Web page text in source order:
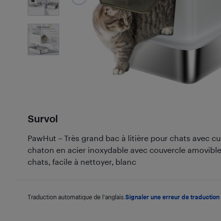
6
Photos
Survol
PawHut – Très grand bac à litière pour chats avec
chaton en acier inoxydable avec couvercle
chats, facile à nettoyer, blanc
Traduction automatique de l'anglais. Signaler une erreur de traduction